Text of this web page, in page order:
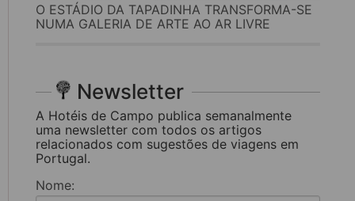
O ESTÁDIO DA TAPADINHA TRANSFORMA-SE
NUMA GALERIA DE ARTE AO AR LIVRE
Newsletter
A Hotéis de Campo publica semanalmente
uma newsletter com todos os artigos
relacionados com sugestões de viagens em
Portugal.
Nome: